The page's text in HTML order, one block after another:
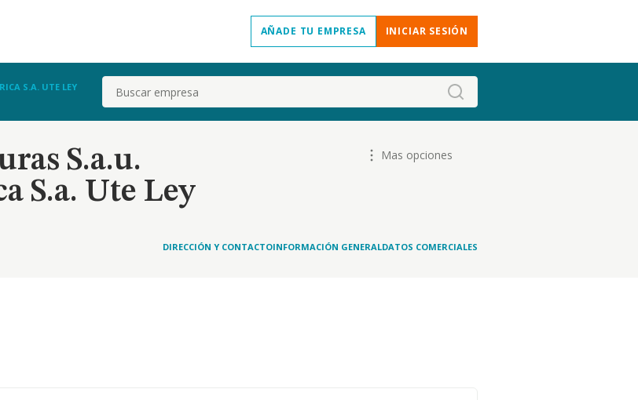
AÑADE TU EMPRESA INICIAR SESIÓN
S.A. UTE LEY
Buscar
S.a.u.
S.a. Ute Ley
Mas opciones
DIRECCIÓN Y CONTACTOINFORMACIÓN GENERALDATOS COMERCIALES